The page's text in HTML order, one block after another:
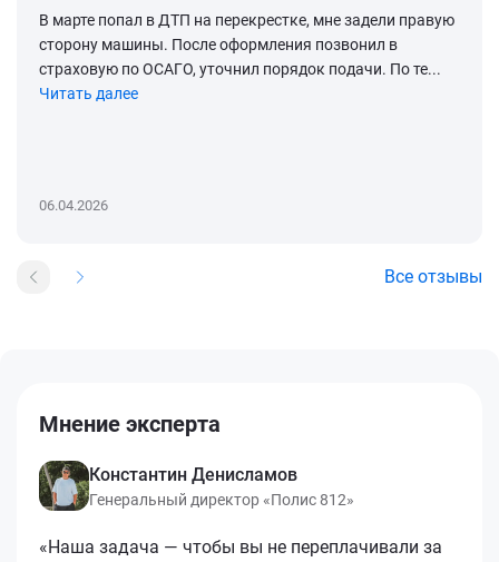
В марте попал в ДТП на перекрестке, мне задели правую
сторону машины. После оформления позвонил в
страховую по ОСАГО, уточнил порядок подачи. По те...
Читать далее
06.04.2026
Все отзывы
Мнение эксперта
Константин Денисламов
Генеральный директор «Полис 812»
«Наша задача — чтобы вы не переплачивали за